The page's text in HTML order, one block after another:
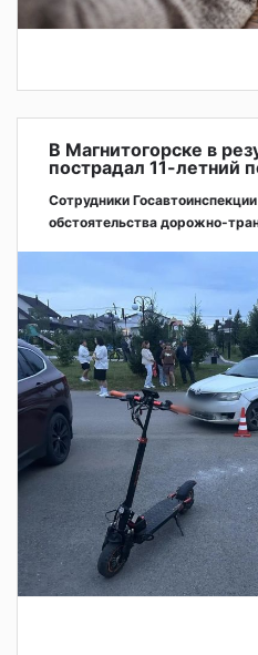
В Магнитогорске в
пострадал 11-летний
Сотрудники
обстоятельства дорожно-